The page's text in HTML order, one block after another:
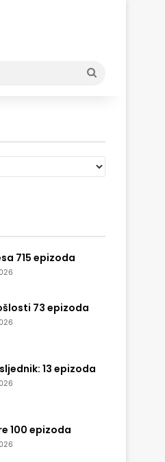
715 epizoda
73 epizoda
13 epizoda
100 epizoda